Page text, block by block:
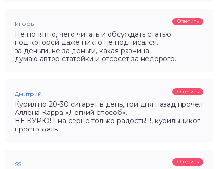
Игорь Ответить
Не понятно, чего читать и обсуждать статью
под которой даже никто не подписался.
за деньги, не за деньги, какая разница.
думаю автор статейки и отсосет за недорого.
Дмитрий Ответить
Курил по 20-30 сигарет в день, три дня назад прочел
Аллена Карра «Легкий способ».
НЕ КУРЮ! !! на серце только радость! !!, курильщиков
просто жаль ……
SSL Ответить